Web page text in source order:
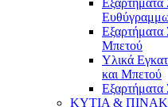
Εξαρτήματα
Εξαρτήματα
Μπετού
Υλικά
και Μπετού
Εξαρτήματα
ΚΥΤΙΑ &